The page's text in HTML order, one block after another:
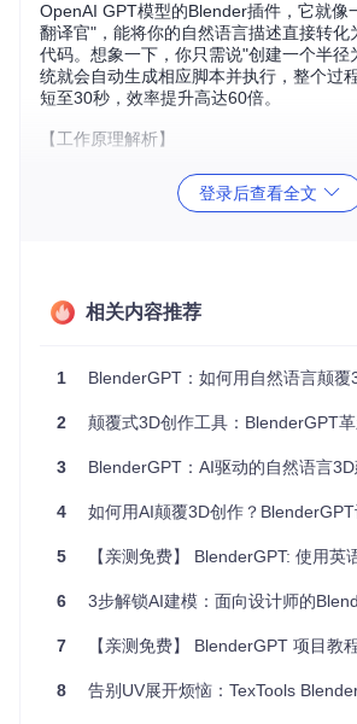
OpenAI GPT模型的Blender插件，它就像
翻译官"，能将你的自然语言描述直接转化
代码。想象一下，你只需说"创建一个半径
统就会自动生成相应脚本并执行，整个过
短至30秒，效率提升高达60倍。
【工作原理解析】
BlenderGPT的工作流程分为三个核心步骤
析：接收用户指令后，通过GPT模型理解
这个过程就像你在向一位经验丰富的3D设
是直接与机器对话。系统会自动处理坐标
【实践：从安装到创作的完整指南】
准备工作在开始前，请确保你已准备好：
Blender 3.1或更高版本（3D建模软件）
OpenAI API密钥（可从OpenAI官方平
稳定的网络连接
安装步骤1️⃣ 获取项目代码
2️⃣ 安装插件 打开Blender → 编辑 → 首选
登录后查看全文
相关内容推荐
1 BlenderGPT：如何用自然语言颠覆3D创作流程
2 颠覆式3D创作工具：BlenderGPT革新性自
3 BlenderGPT：AI驱动的自然语言
4 如何用AI颠覆3D创作？BlenderGPT让自然
5 【亲测免费】 BlenderGPT: 使用英语命令控制
6 3步解锁AI建模：面向设计师的Blender
7 【亲测免费】 BlenderGPT 项目教
8 告别UV展开烦恼：TexTools Blender插件让你的